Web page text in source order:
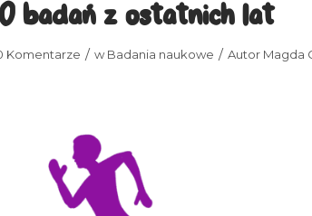
badań z ostatnich lat
Komentarze / wBadania naukowe / Autor Magda